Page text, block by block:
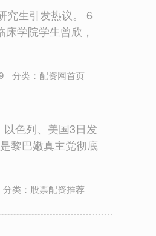
究生引发热议。 6
学院学生曾欣，
分类： 配资网首页
色列、美国3日发
黎巴嫩真主党彻底
分类： 股票配资推荐